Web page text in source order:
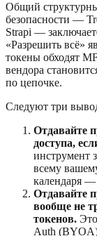
Общий
безопасности —
Strapi —
«Разрешить всё»
токены обходят
вендора
по цепочке.
Следуют три
Отдавайте
доступа,
инструмент
всему
календаря —
Отдавайте
вообще не
токенов.
Auth